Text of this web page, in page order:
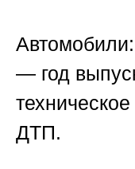
Автомобили:
— год
ДТП.